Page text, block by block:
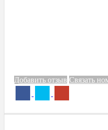
Добавить отзыв Связать